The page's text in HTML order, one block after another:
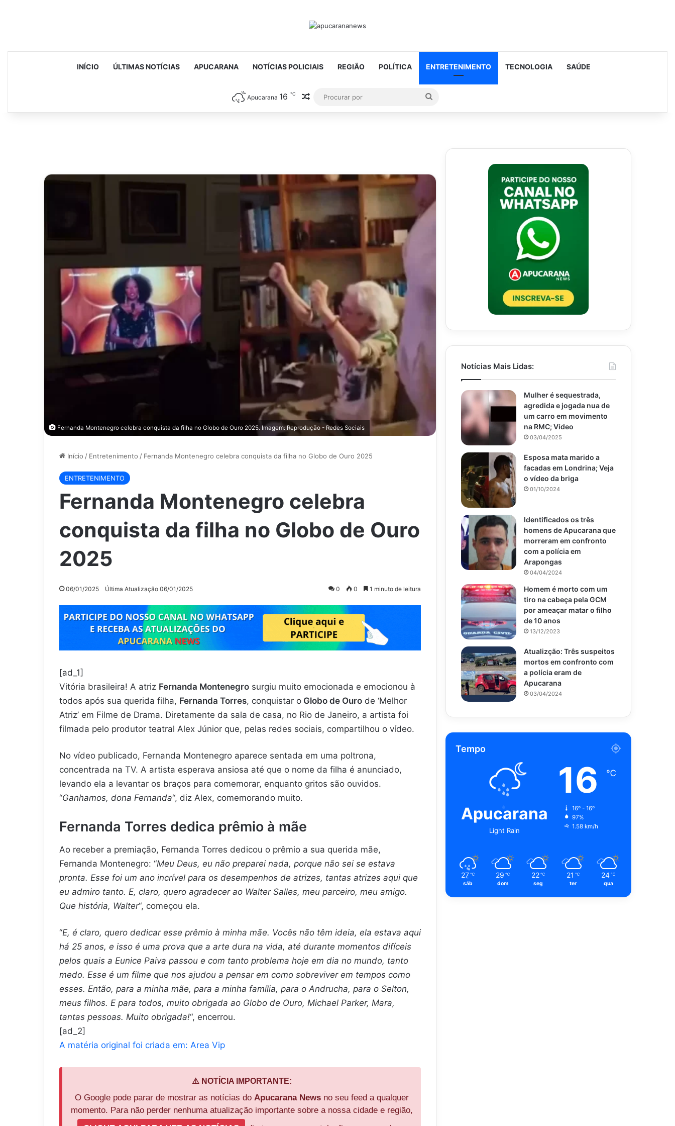
INÍCIO ÚLTIMAS NOTÍCIAS APUCARANA NOTÍCIAS POLICIAIS REGIÃO POLÍTICA ENTRETENIMENTO TECNOLOGIA SAÚDE
Apucarana 16 ℃ Artigo aleatório
Procurar
por
Fernanda Montenegro celebra conquista da filha no Globo de Ouro 2025. Imagem: Reprodução - Redes Sociais
Início / Entretenimento / Fernanda Montenegro celebra conquista da filha no Globo de Ouro 2025
ENTRETENIMENTO
Fernanda Montenegro celebra
conquista da filha no Globo de Ouro
2025
06/01/2025 Última Atualização 06/01/2025 0 0 1 minuto de leitura
[ad_1]
Vitória brasileira! A atriz Fernanda Montenegro surgiu muito emocionada e emocionou à
todos após sua querida filha, Fernanda Torres, conquistar o Globo de Ouro de ‘Melhor
Atriz’ em Filme de Drama. Diretamente da sala de casa, no Rio de Janeiro, a artista foi
filmada pelo produtor teatral Alex Júnior que, pelas redes sociais, compartilhou o vídeo.
No vídeo publicado, Fernanda Montenegro aparece sentada em uma poltrona,
concentrada na TV. A artista esperava ansiosa até que o nome da filha é anunciado,
levando ela a levantar os braços para comemorar, enquanto gritos são ouvidos.
“Ganhamos, dona Fernanda“, diz Alex, comemorando muito.
Fernanda Torres dedica prêmio à mãe
Ao receber a premiação, Fernanda Torres dedicou o prêmio a sua querida mãe,
Fernanda Montenegro: “Meu Deus, eu não preparei nada, porque não sei se estava
pronta. Esse foi um ano incrível para os desempenhos de atrizes, tantas atrizes aqui que
eu admiro tanto. E, claro, quero agradecer ao Walter Salles, meu parceiro, meu amigo.
Que história, Walter“, começou ela.
“E, é claro, quero dedicar esse prêmio à minha mãe. Vocês não têm ideia, ela estava aqui
há 25 anos, e isso é uma prova que a arte dura na vida, até durante momentos difíceis
pelos quais a Eunice Paiva passou e com tanto problema hoje em dia no mundo, tanto
medo. Esse é um filme que nos ajudou a pensar em como sobreviver em tempos como
esses. Então, para a minha mãe, para a minha família, para o Andrucha, para o Selton,
meus filhos. E para todos, muito obrigada ao Globo de Ouro, Michael Parker, Mara,
tantas pessoas. Muito obrigada!“, encerrou.
[ad_2]
A matéria original foi criada em: Area Vip
⚠️ NOTÍCIA IMPORTANTE:
O Google pode parar de mostrar as notícias do Apucarana Newsno seu feed a qualquer
momento. Para não perder nenhuma atualização importante sobre a nossa cidade e região,
Notícias Mais Lidas:
Mulher é sequestrada,
agredida e jogada nua de
um carro em movimento
na RMC; Vídeo
03/04/2025
Esposa mata marido a
facadas em Londrina; Veja
o vídeo da briga
01/10/2024
Identificados os três
homens de Apucarana que
morreram em confronto
com a polícia em
Arapongas
04/04/2024
Homem é morto com um
tiro na cabeça pela GCM
por ameaçar matar o filho
de 10 anos
13/12/2023
Atualizção: Três suspeitos
mortos em confronto com
a polícia eram de
Apucarana
03/04/2024
Tempo
Apucarana
Light Rain
16 ℃
16º - 16º
97%
1.58 km/h
27 ℃
sáb
29 ℃
dom
22 ℃
seg
21 ℃
ter
24 ℃
qua